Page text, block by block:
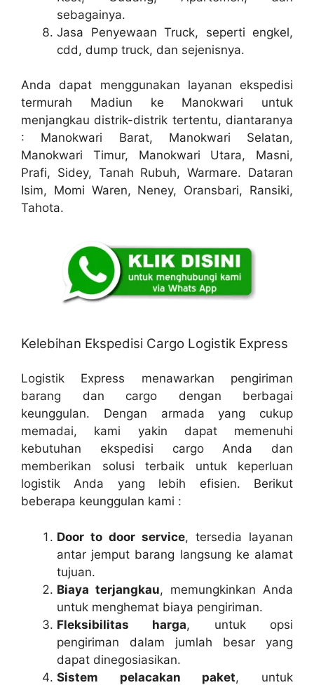
sebagainya.
Jasa Penyewaan Truck, seperti engkel,
cdd, dump truck, dan sejenisnya.
Anda dapat menggunakan layanan ekspedisi
termurah Madiun ke Manokwari untuk
menjangkau distrik-distrik tertentu, diantaranya
: Manokwari Barat, Manokwari Selatan,
Manokwari Timur, Manokwari Utara, Masni,
Prafi, Sidey, Tanah Rubuh, Warmare. Dataran
Isim, Momi Waren, Neney, Oransbari, Ransiki,
Tahota.
Kelebihan Ekspedisi Cargo Logistik Express
Logistik Express menawarkan pengiriman
barang dan cargo dengan berbagai
keunggulan. Dengan armada yang cukup
memadai, kami yakin dapat memenuhi
kebutuhan ekspedisi cargo Anda dan
memberikan solusi terbaik untuk keperluan
logistik Anda yang lebih efisien. Berikut
beberapa keunggulan kami :
Door to door service, tersedia layanan
antar jemput barang langsung ke alamat
tujuan.
Biaya terjangkau, memungkinkan Anda
untuk menghemat biaya pengiriman.
Fleksibilitas harga, untuk opsi
pengiriman dalam jumlah besar yang
dapat dinegosiasikan.
Sistem pelacakan paket, untuk